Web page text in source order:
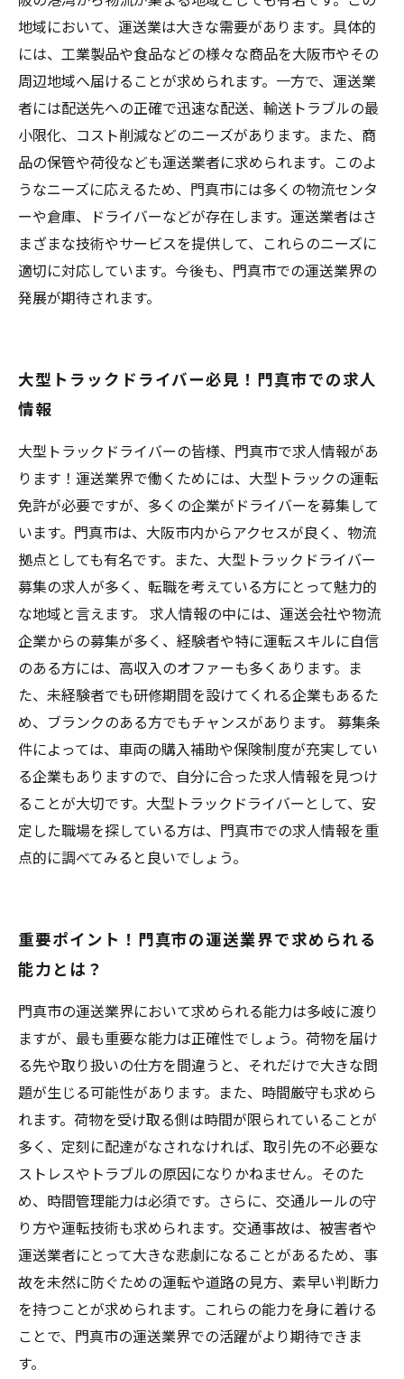
地域において、運送業は大きな需要があります。具体的
には、工業製品や食品などの様々な商品を大阪市やその
周辺地域へ届けることが求められます。一方で、運送業
者には配送先への正確で迅速な配送、輸送トラブルの最
小限化、コスト削減などのニーズがあります。また、商
品の保管や荷役なども運送業者に求められます。このよ
うなニーズに応えるため、門真市には多くの物流センタ
ーや倉庫、ドライバーなどが存在します。運送業者はさ
まざまな技術やサービスを提供して、これらのニーズに
適切に対応しています。今後も、門真市での運送業界の
発展が期待されます。
大型トラックドライバー必見！門真市での求人
情報
大型トラックドライバーの皆様、門真市で求人情報があ
ります！運送業界で働くためには、大型トラックの運転
免許が必要ですが、多くの企業がドライバーを募集して
います。門真市は、大阪市内からアクセスが良く、物流
拠点としても有名です。また、大型トラックドライバー
募集の求人が多く、転職を考えている方にとって魅力的
な地域と言えます。 求人情報の中には、運送会社や物流
企業からの募集が多く、経験者や特に運転スキルに自信
のある方には、高収入のオファーも多くあります。ま
た、未経験者でも研修期間を設けてくれる企業もあるた
め、ブランクのある方でもチャンスがあります。 募集条
件によっては、車両の購入補助や保険制度が充実してい
る企業もありますので、自分に合った求人情報を見つけ
ることが大切です。大型トラックドライバーとして、安
定した職場を探している方は、門真市での求人情報を重
点的に調べてみると良いでしょう。
重要ポイント！門真市の運送業界で求められる
能力とは？
門真市の運送業界において求められる能力は多岐に渡り
ますが、最も重要な能力は正確性でしょう。荷物を届け
る先や取り扱いの仕方を間違うと、それだけで大きな問
題が生じる可能性があります。また、時間厳守も求めら
れます。荷物を受け取る側は時間が限られていることが
多く、定刻に配達がなされなければ、取引先の不必要な
ストレスやトラブルの原因になりかねません。そのた
め、時間管理能力は必須です。さらに、交通ルールの守
り方や運転技術も求められます。交通事故は、被害者や
運送業者にとって大きな悲劇になることがあるため、事
故を未然に防ぐための運転や道路の見方、素早い判断力
を持つことが求められます。これらの能力を身に着ける
ことで、門真市の運送業界での活躍がより期待できま
す。